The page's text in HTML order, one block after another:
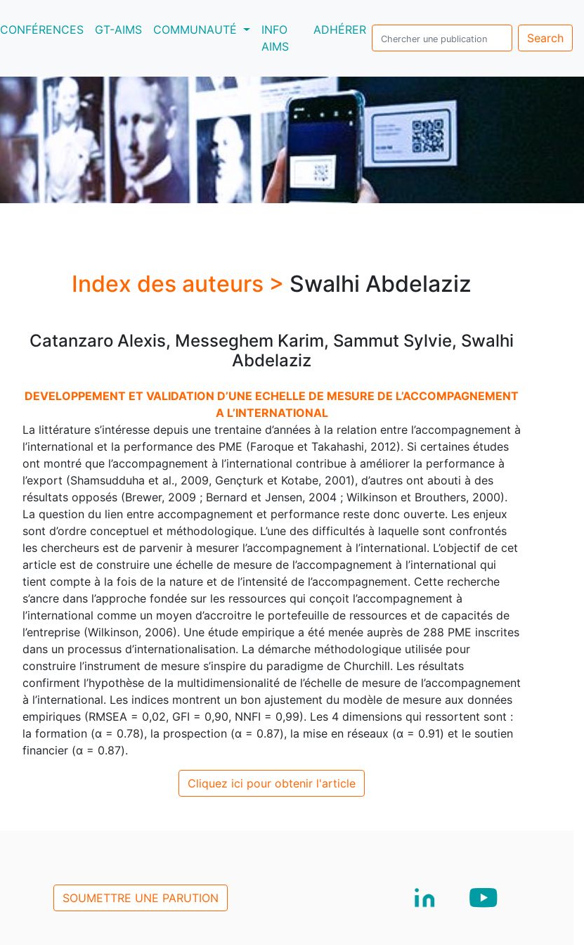
CONFÉRENCES GT-AIMS COMMUNAUTÉ
INFO
AIMS
ADHÉRER
Search
Index des auteurs > Swalhi Abdelaziz
Catanzaro Alexis, Messeghem Karim, Sammut Sylvie, Swalhi
Abdelaziz
DEVELOPPEMENT ET VALIDATION D’UNE ECHELLE DE MESURE DE L’ACCOMPAGNEMENT
A L’INTERNATIONAL
La littérature s’intéresse depuis une trentaine d’années à la relation entre l’accompagnement à
l’international et la performance des PME (Faroque et Takahashi, 2012). Si certaines études
ont montré que l’accompagnement à l’international contribue à améliorer la performance à
l’export (Shamsudduha et al., 2009, Gençturk et Kotabe, 2001), d’autres ont abouti à des
résultats opposés (Brewer, 2009 ; Bernard et Jensen, 2004 ; Wilkinson et Brouthers, 2000).
La question du lien entre accompagnement et performance reste donc ouverte. Les enjeux
sont d’ordre conceptuel et méthodologique. L’une des difficultés à laquelle sont confrontés
les chercheurs est de parvenir à mesurer l’accompagnement à l’international. L’objectif de cet
article est de construire une échelle de mesure de l’accompagnement à l’international qui
tient compte à la fois de la nature et de l’intensité de l’accompagnement. Cette recherche
s’ancre dans l’approche fondée sur les ressources qui conçoit l’accompagnement à
l’international comme un moyen d’accroitre le portefeuille de ressources et de capacités de
l’entreprise (Wilkinson, 2006). Une étude empirique a été menée auprès de 288 PME inscrites
dans un processus d’internationalisation. La démarche méthodologique utilisée pour
construire l’instrument de mesure s’inspire du paradigme de Churchill. Les résultats
confirment l’hypothèse de la multidimensionalité de l’échelle de mesure de l’accompagnement
à l’international. Les indices montrent un bon ajustement du modèle de mesure aux données
empiriques (RMSEA = 0,02, GFI = 0,90, NNFI = 0,99). Les 4 dimensions qui ressortent sont :
la formation (α = 0.78), la prospection (α = 0.87), la mise en réseaux (α = 0.91) et le soutien
financier (α = 0.87).
Cliquez ici pour obtenir l'article
SOUMETTRE UNE PARUTION